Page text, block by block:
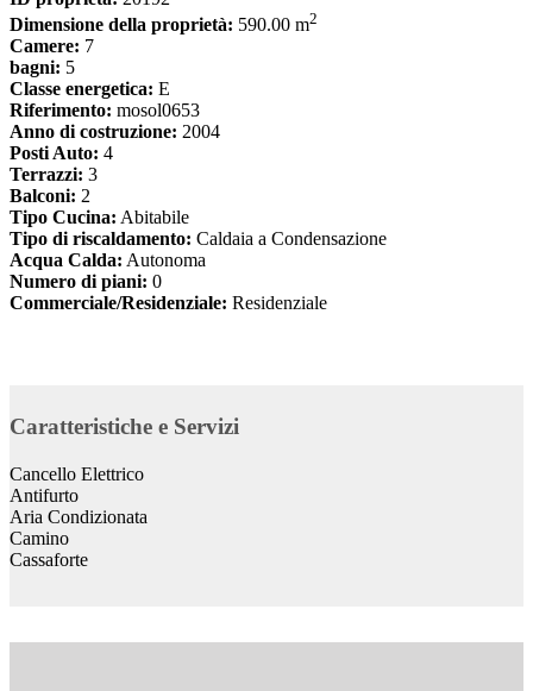
Dimensione della proprietà: 590.00 m2
Camere: 7
bagni: 5
Classe energetica: E
Riferimento: mosol0653
Anno di costruzione: 2004
Posti Auto: 4
Terrazzi: 3
Balconi: 2
Tipo Cucina: Abitabile
Tipo di riscaldamento: Caldaia a Condensazione
Acqua Calda: Autonoma
Numero di piani: 0
Commerciale/Residenziale: Residenziale
Caratteristiche e Servizi
Cancello Elettrico
Antifurto
Aria Condizionata
Camino
Cassaforte